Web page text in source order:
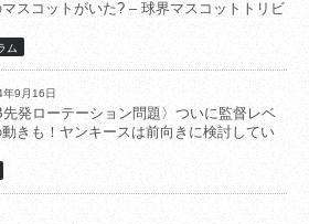
スコットがいた? – 球界マスコットトリビ
ム
9月16日
先発ローテーション問題〉ついに監督レベ
動きも！ヤンキースは前向きに検討してい